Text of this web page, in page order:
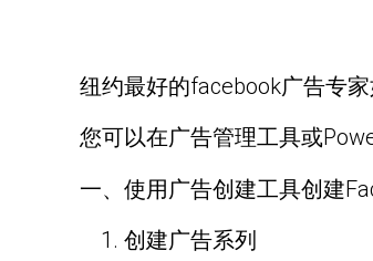
纽约最好的facebook广告专
您可以在广告管理工具或
一、使用广告创建工具创建
创建广告系列